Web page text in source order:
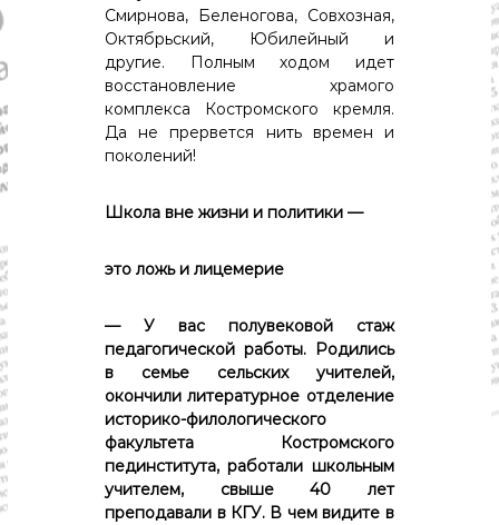
Смирнова, Беленогова, Совхозная,
Октябрьский, Юбилейный и
другие. Полным ходом идет
восстановление храмого
комплекса Костромского кремля.
Да не прервется нить времен и
поколений!
Школа вне жизни и политики —
это ложь и лицемерие
— У вас полувековой стаж
педагогической работы. Родились
в семье сельских учителей,
окончили литературное отделение
историко-филологического
факультета Костромского
пединститута, работали школьным
учителем, свыше 40 лет
преподавали в КГУ. В чем видите в